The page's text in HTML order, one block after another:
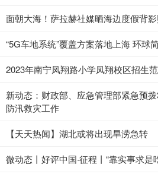
面朝大海！萨拉赫社媒晒海边度假背
“5G车地系统”覆盖方案落地上海 环球
2023年南宁凤翔路小学凤翔校区招生
新动态：财政部、应急管理部紧急预
防汛救灾工作
【天天热闻】湖北或将出现旱涝急转
微动态丨好评中国·征程丨“靠实事求是